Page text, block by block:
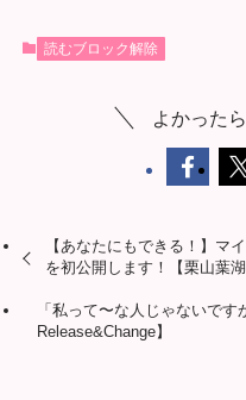
読むブロック解除
よかった
【あなたにもできる！】マ
を初公開します！【栗山葉
「私って〜な人じゃないで
Release&Change】